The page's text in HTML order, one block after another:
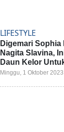
LIFESTYLE
Digemari
Nagita Slavina,
Daun Kelor
Minggu, 1 Oktober